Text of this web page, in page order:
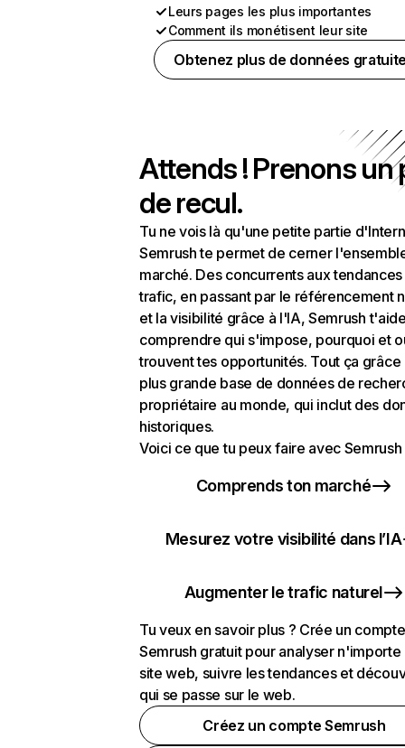
Leurs pages les plus importantes
Comment ils monétisent leur site
Obtenez plus de données
Attends ! Prenons un
de recul.
Tu ne vois là qu'une petite partie
Semrush te permet de cerner
marché. Des concurrents aux
trafic, en passant par le référencement
et la visibilité grâce à l'IA, Semrush
comprendre qui s'impose, pourquoi et
trouvent tes opportunités. Tout ça grâce
plus grande base de données de
propriétaire au monde, qui inclut des
historiques.
Voici ce que tu peux faire avec Semrush
Comprends ton marché
Mesurez votre visibilité dans l’IA
Augmenter le trafic naturel
Tu veux en savoir plus ? Crée un compte
Semrush gratuit pour analyser n'importe
site web, suivre les tendances et
qui se passe sur le web.
Créez un compte Semrush